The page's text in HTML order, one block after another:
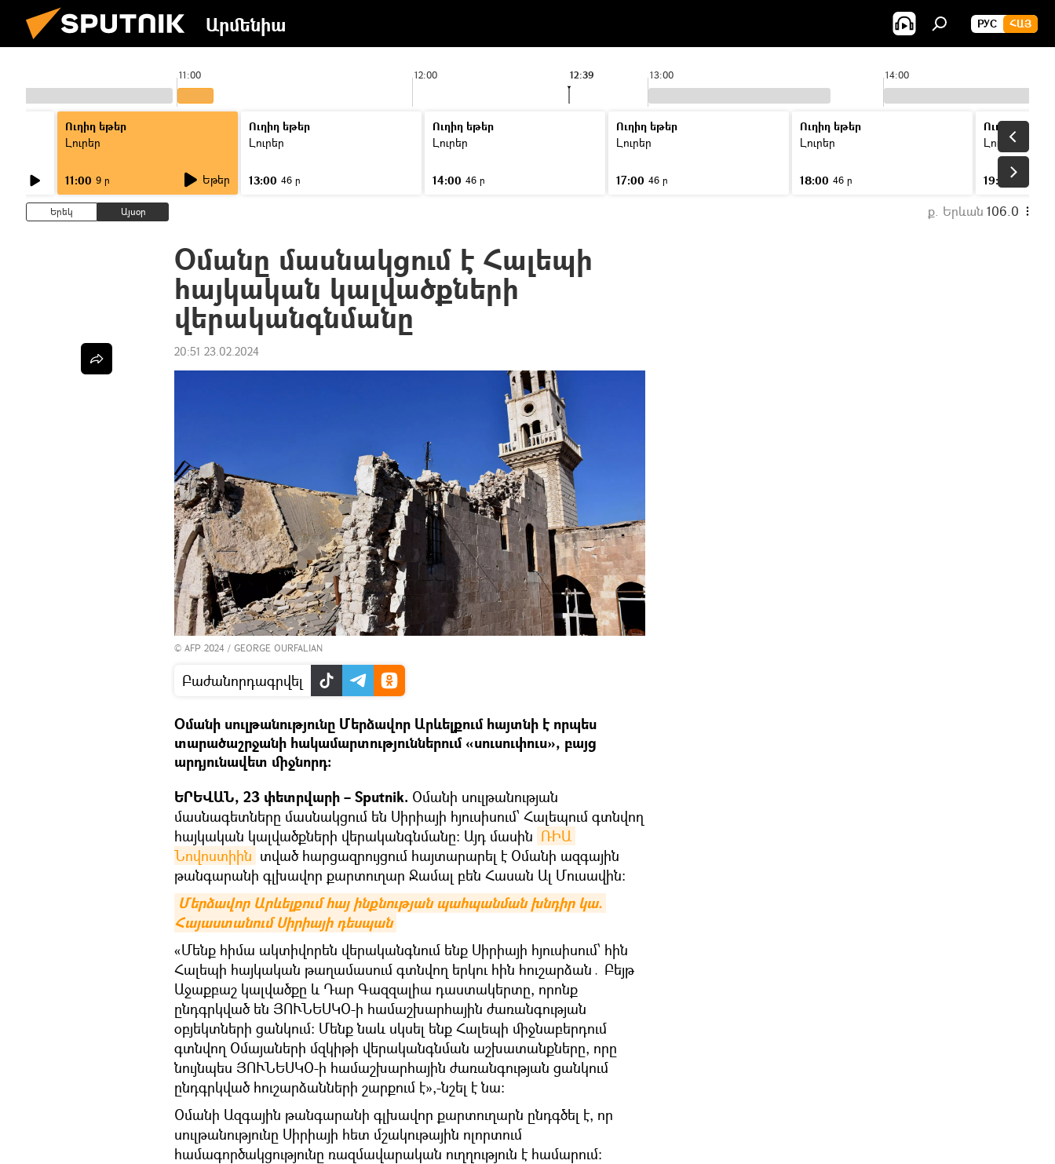
Արմենիա РУС ՀԱՅ
11:00 12:00 13:00 14:00
12:39
Ուղիղ եթեր
Լուրեր
11:00 9 ր Եթեր
Ուղիղ եթեր
Լուրեր
13:00 46 ր
Ուղիղ եթեր
Լուրեր
14:00 46 ր
Ուղիղ եթեր
Լուրեր
17:00 46 ր
Ուղիղ եթեր
Լուրեր
18:00 46 ր
Ուղիղ եթեր
Լուրեր
19:00
Երեկ Այսօր ք. Երևան 106.0
Օմանը մասնակցում է Հալեպի
հայկական կալվածքների
վերականգնմանը
20:51 23.02.2024
© AFP 2024 / GEORGE OURFALIAN
Բաժանորդագրվել
Օմանի սուլթանությունը Մերձավոր Արևելքում հայտնի է որպես
տարածաշրջանի հակամարտություններում «սուսուփուս», բայց
արդյունավետ միջնորդ:
ԵՐԵՎԱՆ, 23 փետրվարի – Sputnik. Օմանի սուլթանության
մասնագետները մասնակցում են Սիրիայի հյուսիսում՝ Հալեպում գտնվող
հայկական կալվածքների վերականգնմանը: Այդ մասին ՌԻԱ
Նովոստիին տված հարցազրույցում հայտարարել է Օմանի ազգային
թանգարանի գլխավոր քարտուղար Ջամալ բեն Հասան Ալ Մուսավին:
Մերձավոր Արևելքում հայ ինքնության պահպանման խնդիր կա.
Հայաստանում Սիրիայի դեսպան
«Մենք հիմա ակտիվորեն վերականգնում ենք Սիրիայի հյուսիսում՝ հին
Հալեպի հայկական թաղամասում գտնվող երկու հին հուշարձան․ Բեյթ
Աջաքբաշ կալվածքը և Դար Գազզալիա դաստակերտը, որոնք
ընդգրկված են ՅՈՒՆԵՍԿՕ-ի համաշխարհային ժառանգության
օբյեկտների ցանկում։ Մենք նաև սկսել ենք Հալեպի միջնաբերդում
գտնվող Օմայաների մզկիթի վերականգնման աշխատանքները, որը
նույնպես ՅՈՒՆԵՍԿՕ-ի համաշխարհային ժառանգության ցանկում
ընդգրկված հուշարձանների շարքում է»,-նշել է նա։
Օմանի Ազգային թանգարանի գլխավոր քարտուղարն ընդգծել է, որ
սուլթանությունը Սիրիայի հետ մշակութային ոլորտում
համագործակցությունը ռազմավարական ուղղություն է համարում: